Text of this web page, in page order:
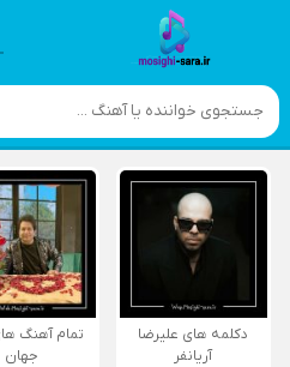
دکلمه های علیرضا
آریانفر
تمام آهنگ
جهان